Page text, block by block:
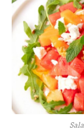
© DR